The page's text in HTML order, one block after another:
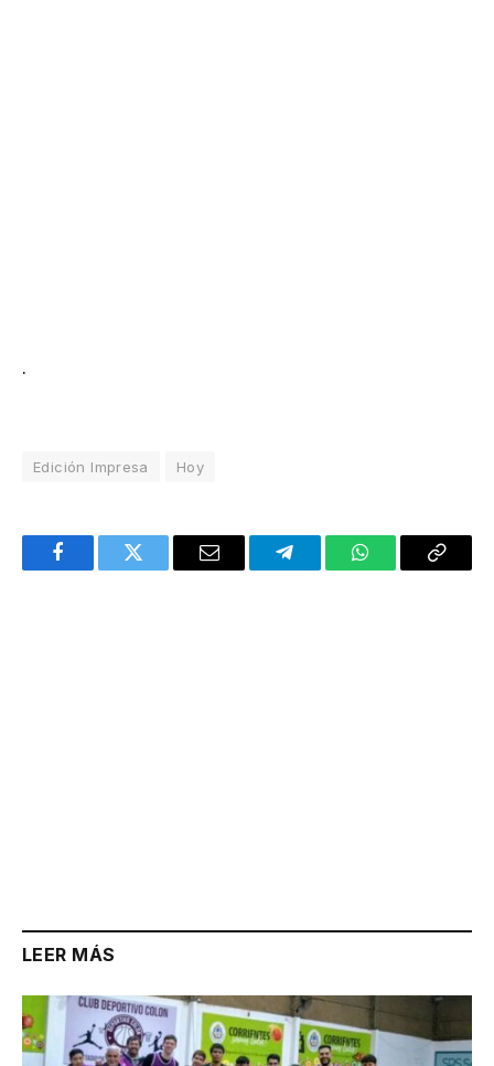
.
Edición Impresa Hoy
FacebookTwitter Email TelegramWhatsAppCopy
LEER MÁS